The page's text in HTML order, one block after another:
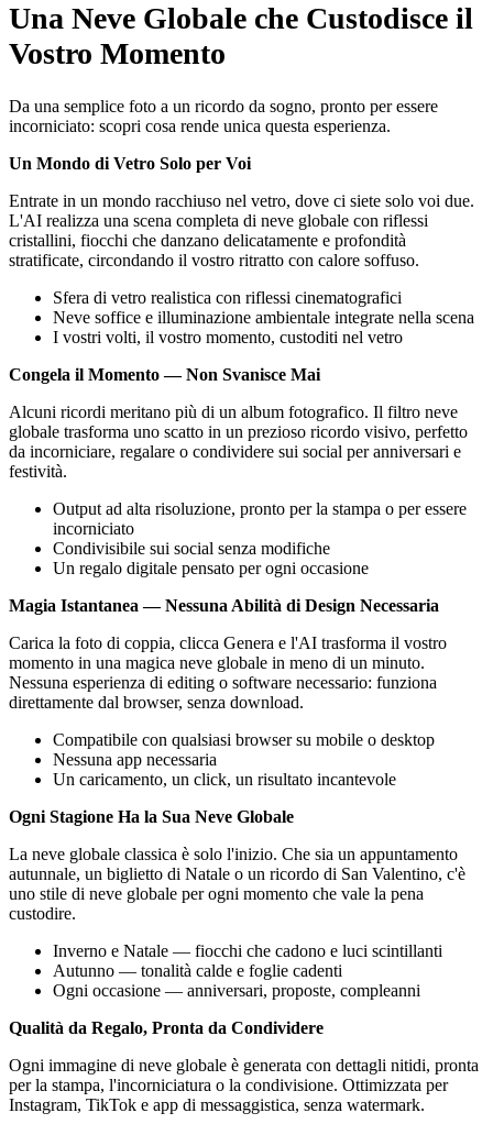
Una Neve Globale che Custodisce il
Vostro Momento
Da una semplice foto a un ricordo da sogno, pronto per essere
incorniciato: scopri cosa rende unica questa esperienza.
Un Mondo di Vetro Solo per Voi
Entrate in un mondo racchiuso nel vetro, dove ci siete solo voi due.
L'AI realizza una scena completa di neve globale con riflessi
cristallini, fiocchi che danzano delicatamente e profondità
stratificate, circondando il vostro ritratto con calore soffuso.
Sfera di vetro realistica con riflessi cinematografici
Neve soffice e illuminazione ambientale integrate nella scena
I vostri volti, il vostro momento, custoditi nel vetro
Congela il Momento — Non Svanisce Mai
Alcuni ricordi meritano più di un album fotografico. Il filtro neve
globale trasforma uno scatto in un prezioso ricordo visivo, perfetto
da incorniciare, regalare o condividere sui social per anniversari e
festività.
Output ad alta risoluzione, pronto per la stampa o per essere
incorniciato
Condivisibile sui social senza modifiche
Un regalo digitale pensato per ogni occasione
Magia Istantanea — Nessuna Abilità di Design Necessaria
Carica la foto di coppia, clicca Genera e l'AI trasforma il vostro
momento in una magica neve globale in meno di un minuto.
Nessuna esperienza di editing o software necessario: funziona
direttamente dal browser, senza download.
Compatibile con qualsiasi browser su mobile o desktop
Nessuna app necessaria
Un caricamento, un click, un risultato incantevole
Ogni Stagione Ha la Sua Neve Globale
La neve globale classica è solo l'inizio. Che sia un appuntamento
autunnale, un biglietto di Natale o un ricordo di San Valentino, c'è
uno stile di neve globale per ogni momento che vale la pena
custodire.
Inverno e Natale — fiocchi che cadono e luci scintillanti
Autunno — tonalità calde e foglie cadenti
Ogni occasione — anniversari, proposte, compleanni
Qualità da Regalo, Pronta da Condividere
Ogni immagine di neve globale è generata con dettagli nitidi, pronta
per la stampa, l'incorniciatura o la condivisione. Ottimizzata per
Instagram, TikTok e app di messaggistica, senza watermark.